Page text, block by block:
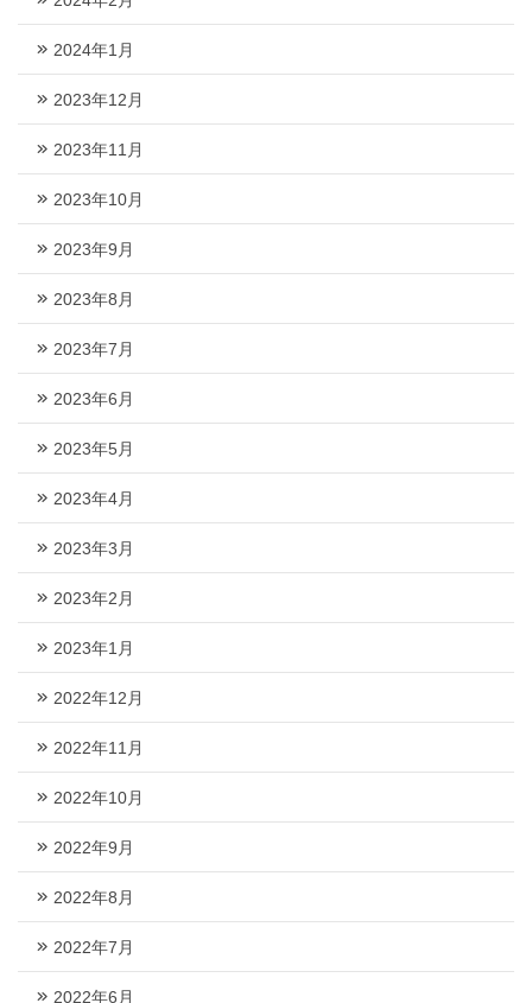
2024年1月
2023年12月
2023年11月
2023年10月
2023年9月
2023年8月
2023年7月
2023年6月
2023年5月
2023年4月
2023年3月
2023年2月
2023年1月
2022年12月
2022年11月
2022年10月
2022年9月
2022年8月
2022年7月
2022年6月